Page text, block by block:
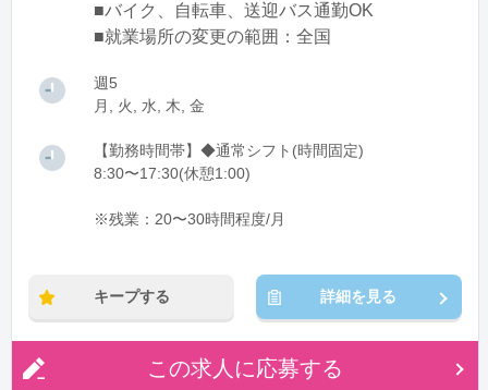
■バイク、自転車、送迎バス通勤OK
■就業場所の変更の範囲：全国
週5
月, 火, 水, 木, 金
【勤務時間帯】◆通常シフト(時間固定)
8:30〜17:30(休憩1:00)
※残業：20〜30時間程度/月
キープする 詳細を見る
この求人に応募する